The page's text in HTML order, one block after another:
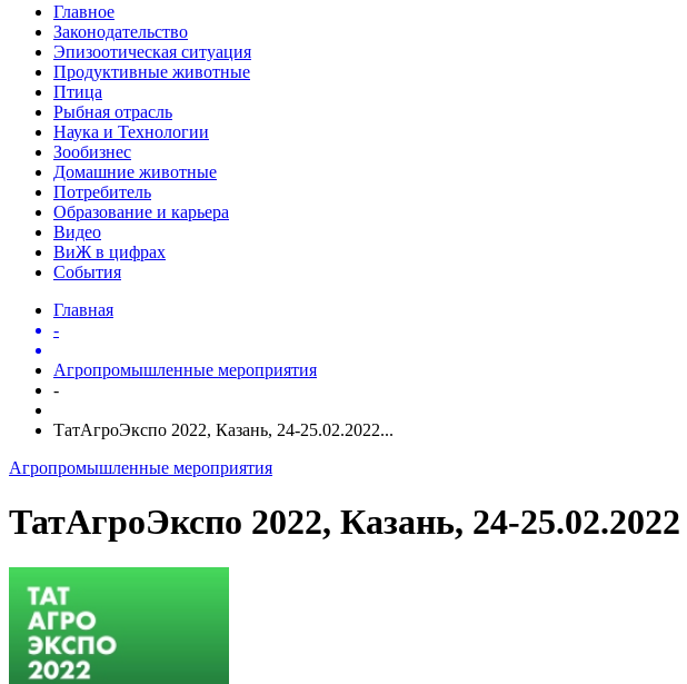
Главное
Законодательство
Эпизоотическая ситуация
Продуктивные животные
Птица
Рыбная отрасль
Наука и Технологии
Зообизнес
Домашние животные
Потребитель
Образование и карьера
Видео
ВиЖ в цифрах
События
Главная
-
Агропромышленные мероприятия
-
ТатАгроЭкспо 2022, Казань, 24-25.02.2022...
Агропромышленные мероприятия
ТатАгроЭкспо 2022, Казань, 24-25.02.2022